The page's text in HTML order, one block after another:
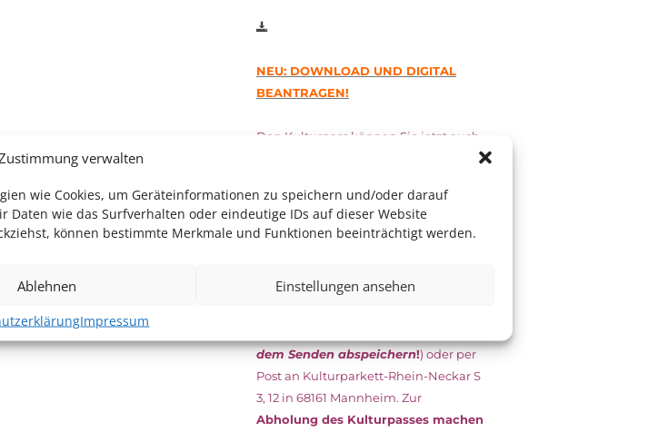
verwalten
wie Cookies, um Geräteinformationen zu speichern und/oder darauf
wie das Surfverhalten oder eindeutige IDs auf dieser Website
können bestimmte Merkmale und Funktionen beeinträchtigt werden.
Ablehnen Einstellungen ansehen
Impressum
NEU: DOWNLOAD UND DIGITAL
BEANTRAGEN!
Den Kulturpass können Sie jetzt auch
esunterschriebenzusammen mit
dem aktuellen
(Bürgergeld/
das Kulturparkett zurück: Per E-Mail
dem Senden abspeichern!) oder per
Post an Kulturparkett-Rhein-Neckar S
3, 12 in 68161 Mannheim. Zur
Abholung des Kulturpasses machen